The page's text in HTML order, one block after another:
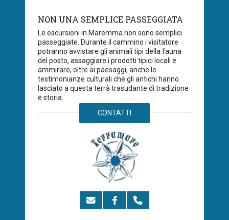
NON UNA SEMPLICE PASSEGGIATA
Le escursioni in Maremma non sono semplici
passeggiate. Durante il cammino i visitatore
potranno avvistare gli animali tipi della fauna
del posto, assaggiare i prodotti tipici locali e
ammirare, oltre ai paesaggi, anche le
testimonianze culturali che gli antichi hanno
lasciato a questa terrà trasudante di tradizione
e storia.
CONTATTI